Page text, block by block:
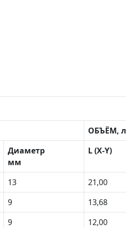
ОБЪЁМ, л
Диаметр
мм
L (X-Y)
13 21,00
9 13,68
9 12,00